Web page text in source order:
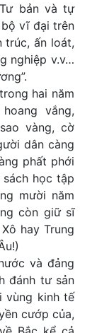
bản và tự
bộ vĩ đại trên
trúc, ấn loát,
nghiệp v.v…
hai năm
vắng,
vàng, cờ
dân càng
phất phới
học tập
mười năm
còn giữ sĩ
hay Trung
và đảng
đánh tư sản
vùng kinh tế
cướp của,